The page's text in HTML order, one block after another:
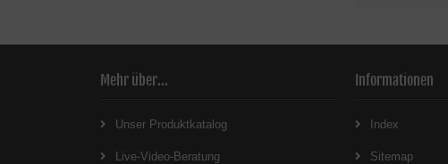
Mehr über...
Unser Produktkatalog
Live-Video-Beratung
Informationen
Index
Sitemap